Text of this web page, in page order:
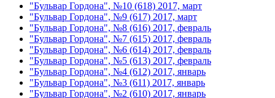
"Бульвар Гордона", №10 (618) 2017, март
"Бульвар Гордона", №9 (617) 2017, март
"Бульвар Гордона", №8 (616) 2017, февраль
"Бульвар Гордона", №7 (615) 2017, февраль
"Бульвар Гордона", №6 (614) 2017, февраль
"Бульвар Гордона", №5 (613) 2017, февраль
"Бульвар Гордона", №4 (612) 2017, январь
"Бульвар Гордона", №3 (611) 2017, январь
"Бульвар Гордона", №2 (610) 2017, январь